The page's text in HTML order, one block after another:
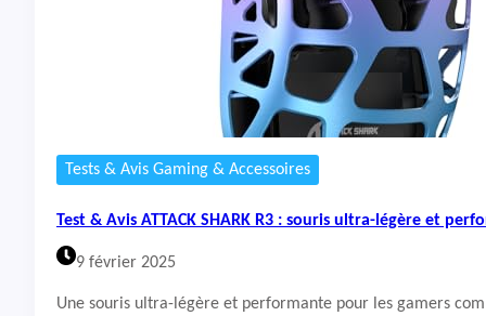
Tests & Avis Gaming & Accessoires
Test & Avis ATTACK SHARK R3 : souris ultra-légère et
9 février 2025
Une souris ultra-légère et performante pour les gamers